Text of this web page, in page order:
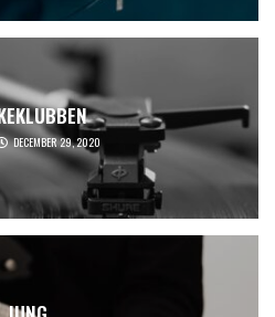
DECEMBER 29, 2020